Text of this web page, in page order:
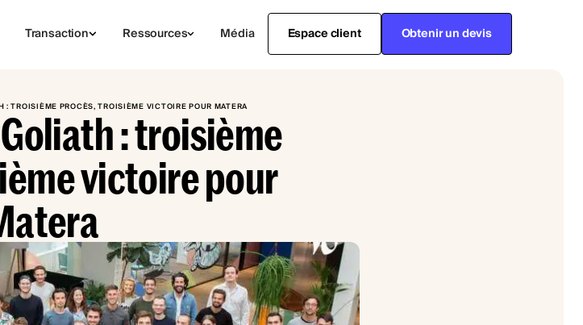
Transaction Ressources Média Espace client Obtenir un devis
: TROISIÈME PROCÈS, TROISIÈME VICTOIRE POUR MATERA
: troisième
victoire pour